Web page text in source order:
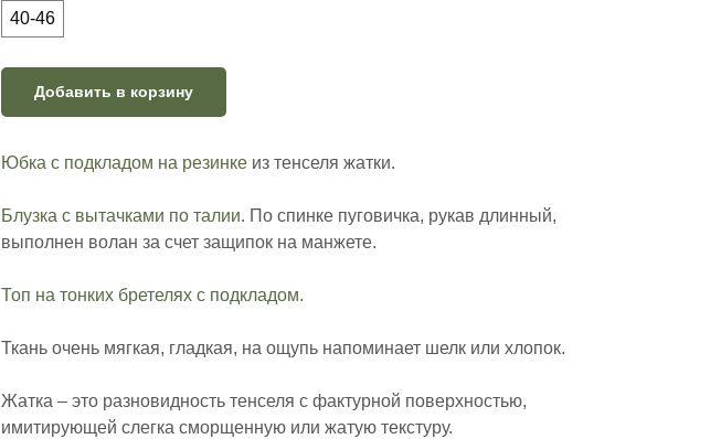
40-46
Добавить в корзину
Юбка с подкладом на резинке из тенселя жатки.
Блузка с вытачками по талии. По спинке пуговичка, рукав длинный,
выполнен волан за счет защипок на манжете.
Топ на тонких бретелях с подкладом.
Ткань очень мягкая, гладкая, на ощупь напоминает шелк или хлопок.
Жатка – это разновидность тенселя с фактурной поверхностью,
имитирующей слегка сморщенную или жатую текстуру.